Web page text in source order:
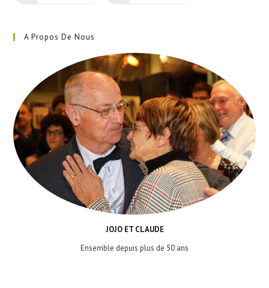
A Propos De Nous
JOJO ET CLAUDE
Ensemble depuis plus de 50 ans